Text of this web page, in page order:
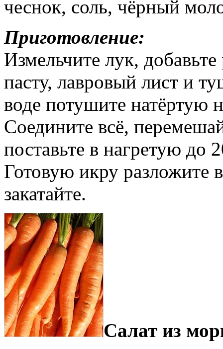
чеснок, соль, чёрный
Приготовление:
Измельчите лук,
пасту, лавровый лист и
воде потушите натёртую
Соедините всё,
поставьте в нагретую до
Готовую икру разложите
закатайте.
Салат из